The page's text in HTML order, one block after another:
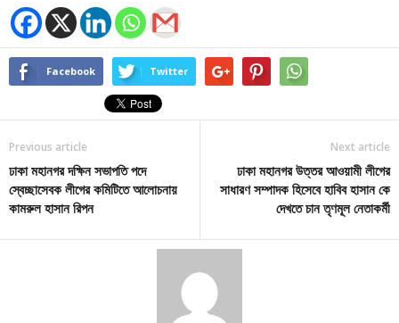
Facebook Twitter
Previous article
ঢাকা মহানগর দক্ষিন সভাপতি পদে
স্বেচ্ছাসেবক লীগের কমিটিতে আলোচনায়
কামরুল হাসান রিপন
Next article
ঢাকা মহানগর উত্তর আওয়ামী লীগের
সাধারণ সম্পাদক হিসেবে হাবিব হাসান কে
দেখতে চান তৃণমূল নেতাকর্মী